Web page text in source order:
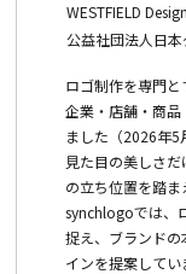
WESTFIELD
公益社団法人日
ロゴ制作を専門
企業・店舗・商
ました（2026年5
見た目の美しさ
の立ち位置を踏ま
synchlogoでは、
捉え、ブランド
インを提案してい